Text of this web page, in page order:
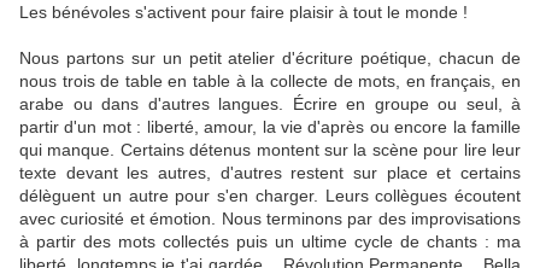
Les bénévoles s'activent pour faire plaisir à tout le monde !
Nous partons sur un petit atelier d'écriture poétique, chacun de
nous trois de table en table à la collecte de mots, en français, en
arabe ou dans d'autres langues. Écrire en groupe ou seul, à
partir d'un mot : liberté, amour, la vie d'après ou encore la famille
qui manque. Certains détenus montent sur la scène pour lire leur
texte devant les autres, d'autres restent sur place et certains
délèguent un autre pour s'en charger. Leurs collègues écoutent
avec curiosité et émotion. Nous terminons par des improvisations
à partir des mots collectés puis un ultime cycle de chants : ma